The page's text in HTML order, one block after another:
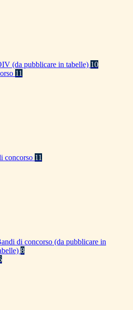
(da pubblicare in tabelle) 10
11
concorso 11
di concorso (da pubblicare in
8